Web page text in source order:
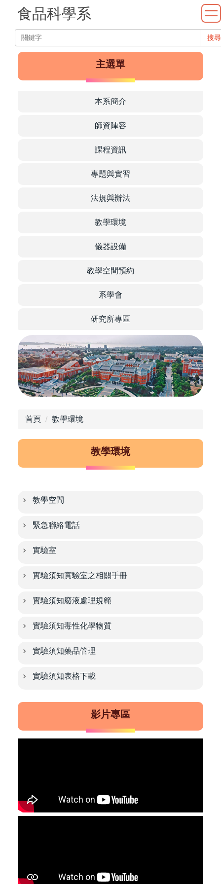
食品科學系
搜尋
主選單
本系簡介
師資陣容
課程資訊
專題與實習
法規與辦法
教學環境
儀器設備
教學空間預約
系學會
研究所專區
系
Department
of Food
Science
首頁 教學環境
教學環境
教學空間
緊急聯絡電話
實驗室
實驗須知實驗室之相關手冊
實驗須知廢液處理規範
實驗須知毒性化學物質
實驗須知藥品管理
實驗須知表格下載
影片專區